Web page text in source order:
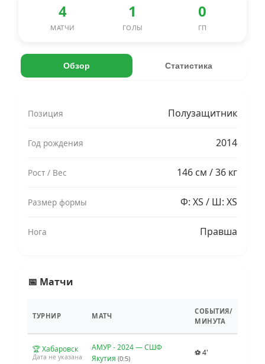
4
МАТЧИ
1
ГОЛЫ
0
ГП
Обзор Статистика
Позиция Полузащитник
Год рождения 2014
Рост / Вес 146 см / 36 кг
Размер формы Ф: XS / Ш: XS
Нога Правша
📅 Матчи
ТУРНИР МАТЧ
СОБЫТИЯ/
МИНУТА
🏆 Хабаровск
Дата не указана
АМУР - 2024 — СШФ
Якутия (0:5)
⚽ 4'